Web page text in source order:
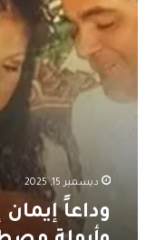
مصطفى
متولي
ديسمبر 15, 2025
وداعاً